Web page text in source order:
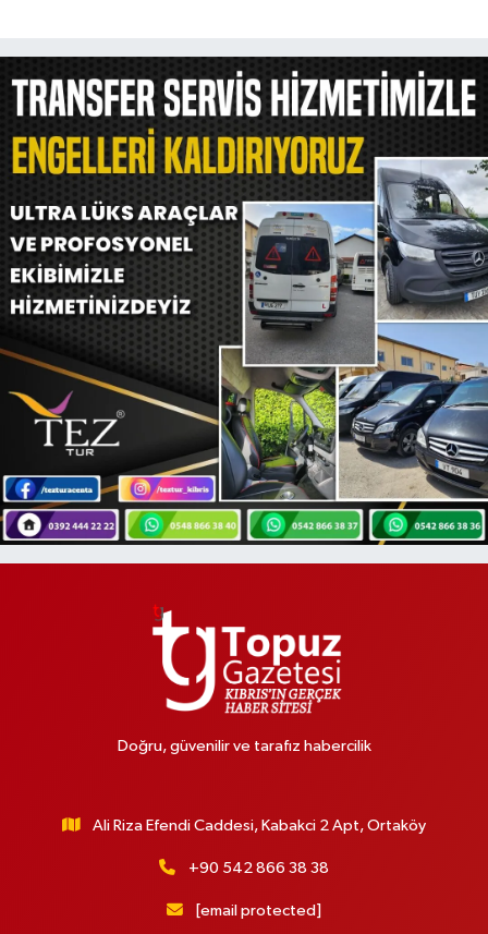
Doğru, güvenilir ve tarafız habercilik
Ali Riza Efendi Caddesi, Kabakci 2 Apt, Ortaköy
+90 542 866 38 38
[email protected]